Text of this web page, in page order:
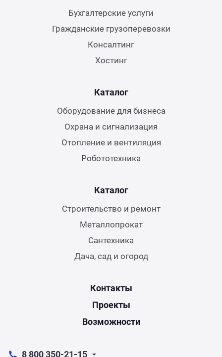
Бухгалтерские услуги
Гражданские грузоперевозки
Консалтинг
Хостинг
Каталог
Оборудование для бизнеса
Охрана и сигнализация
Отопление и вентиляция
Робототехника
Каталог
Строительство и ремонт
Металлопрокат
Сантехника
Дача, сад и огород
Контакты
Проекты
Возможности
8 800 350-21-15